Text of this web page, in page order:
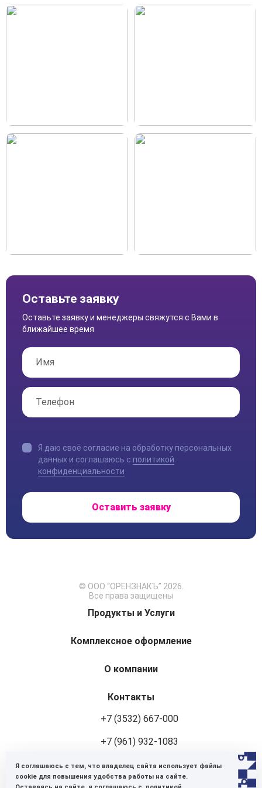
Оставьте заявку
Оставьте заявку и менеджеры свяжутся с Вами в
ближайшее время
Я даю своё согласие на обработку персональных
данных и соглашаюсь с политикой
конфиденциальности
Оставить заявку
© ООО “ОРЕНЗНАКЪ” 2026.
Все права защищены
Продукты и Услуги
Комплексное оформление
О компании
Контакты
+7 (3532) 667-000
+7 (961) 932-1083
460048, г. Оренбург, ул. Авторемонтная, 8
Я соглашаюсь с тем, что владелец сайта использует файлы
cookie для повышения удобства работы на сайте.